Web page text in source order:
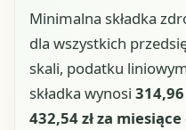
Minimalna składka
dla wszystkich
skali, podatku
składka wynosi
432,54 zł za